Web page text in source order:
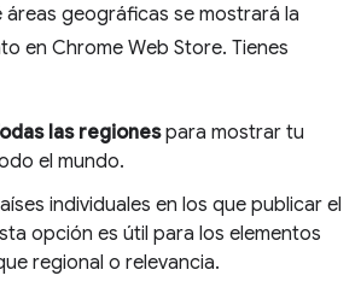
geográficas se mostrará la
en Chrome Web Store. Tienes
las regionespara mostrar tu
el mundo.
individuales en los que publicar el
opción es útil para los elementos
regional o relevancia.